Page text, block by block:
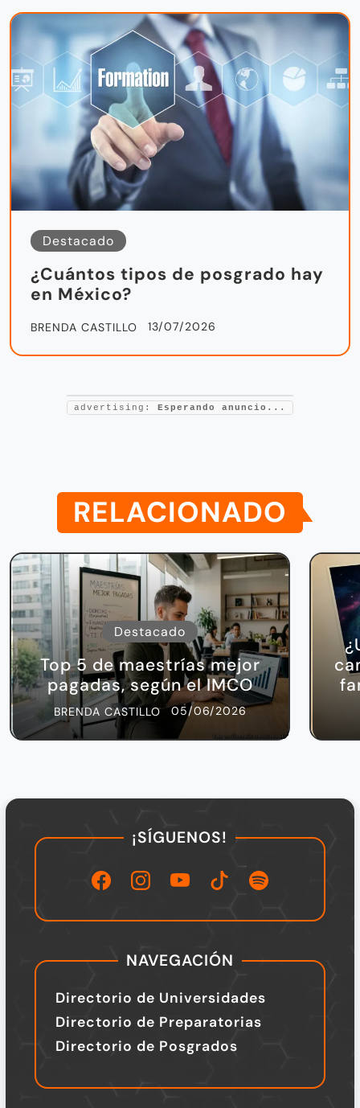
Destacado
¿Cuántos tipos de posgrado hay
en México?
BRENDA CASTILLO 13/07/2026
advertising: Esperando anuncio...
RELACIONADO
Destacado
Top 5 de maestrías mejor
pagadas, según el IMCO
BRENDA CASTILLO 05/06/2026
¡SÍGUENOS!
NAVEGACIÓN
Directorio de Universidades
Directorio de Preparatorias
Directorio de Posgrados